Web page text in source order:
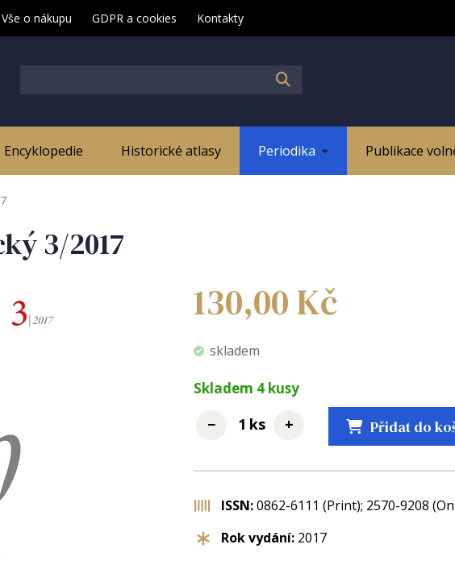
Vše o nákupu GDPR a cookies Kontakty
Encyklopedie Historické atlasy Periodika Publikace
3/2017
130,00Kč
skladem
Skladem 4 kusy
− ks + Přidat do
ISSN:0862-6111 (Print); 2570-9208
Rok vydání: 2017